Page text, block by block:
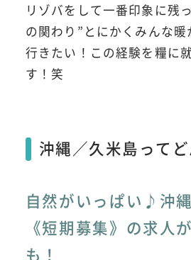
リゾバをして一番印象に残
の関わり”とにかくみんな
行きたい！この経験を糧に
す！笑
沖縄／久米島って
自然がいっぱい♪沖
《短期募集》の求人
も！